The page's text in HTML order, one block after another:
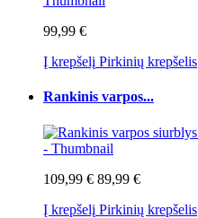
99,99 €
Į krepšelį Pirkinių krepšelis
Rankinis varpos...
109,99 € 89,99 €
Į krepšelį Pirkinių krepšelis